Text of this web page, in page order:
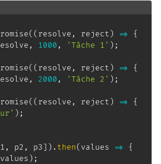
((resolve , reject) =>
{
, 1000 , 'Tâche 1' ) ;
((resolve , reject) =>
{
, 2000 , 'Tâche 2' ) ;
((resolve , reject) =>
{
) ;
, p2 , p3] ) . then(values =>
{
values) ;